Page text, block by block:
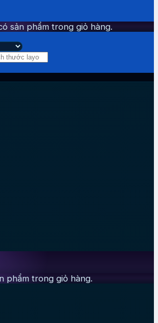
phẩm trong giỏ hàng.
sản phẩm trong giỏ hàng.